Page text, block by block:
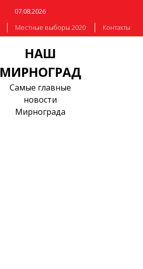
07.08.2026
Местные выборы 2020 Контакты
НАШ
МИРНОГРАД
Самые главные
новости
Мирнограда